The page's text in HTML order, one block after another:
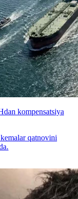
kompensatsiya
qatnovini